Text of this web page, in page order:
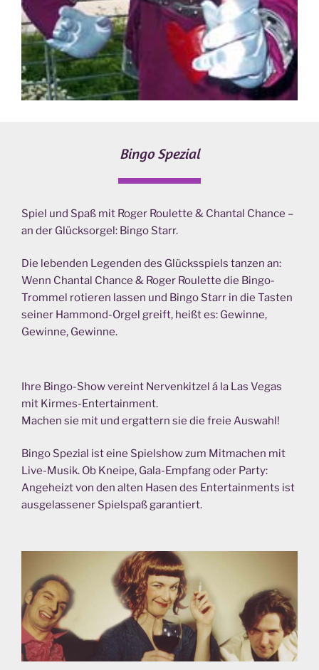
Bingo Spezial
Spiel und Spaß mit Roger Roulette & Chantal Chance –
an der Glücksorgel: Bingo Starr.
Die lebenden Legenden des Glücksspiels tanzen an:
Wenn Chantal Chance & Roger Roulette die Bingo-
Trommel rotieren lassen und Bingo Starr in die Tasten
seiner Hammond-Orgel greift, heißt es: Gewinne,
Gewinne, Gewinne.
Ihre Bingo-Show vereint Nervenkitzel á la Las Vegas
mit Kirmes-Entertainment.
Machen sie mit und ergattern sie die freie Auswahl!
Bingo Spezial ist eine Spielshow zum Mitmachen mit
Live-Musik. Ob Kneipe, Gala-Empfang oder Party:
Angeheizt von den alten Hasen des Entertainments ist
ausgelassener Spielspaß garantiert.